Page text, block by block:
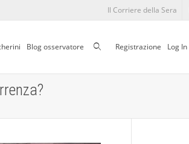
Il Corriere della Sera
Blog osservatore CercaRegistrazione Log In